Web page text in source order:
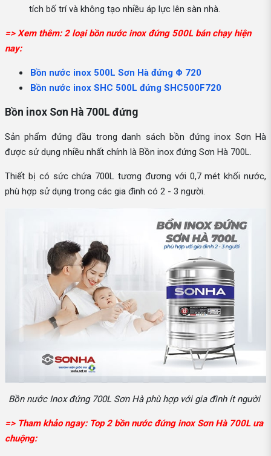
tích bố trí và không tạo nhiều áp lực lên sàn nhà.
=> Xem thêm: 2 loại bồn nước inox đứng 500L bán chạy hiện
nay:
Bồn nước inox 500L Sơn Hà đứng Φ 720
Bồn nước inox SHC 500L đứng SHC500F720
Bồn inox Sơn Hà 700L đứng
Sản phẩm đứng đầu trong danh sách bồn đứng inox Sơn Hà
được sử dụng nhiều nhất chính là Bồn inox đứng Sơn Hà 700L.
Thiết bị có sức chứa 700L tương đương với 0,7 mét khối nước,
phù hợp sử dụng trong các gia đình có 2 - 3 người.
Bồn nước Inox đứng 700L Sơn Hà phù hợp với gia đình ít người
=> Tham khảo ngay: Top 2 bồn nước đứng inox Sơn Hà 700L ưa
chuộng: